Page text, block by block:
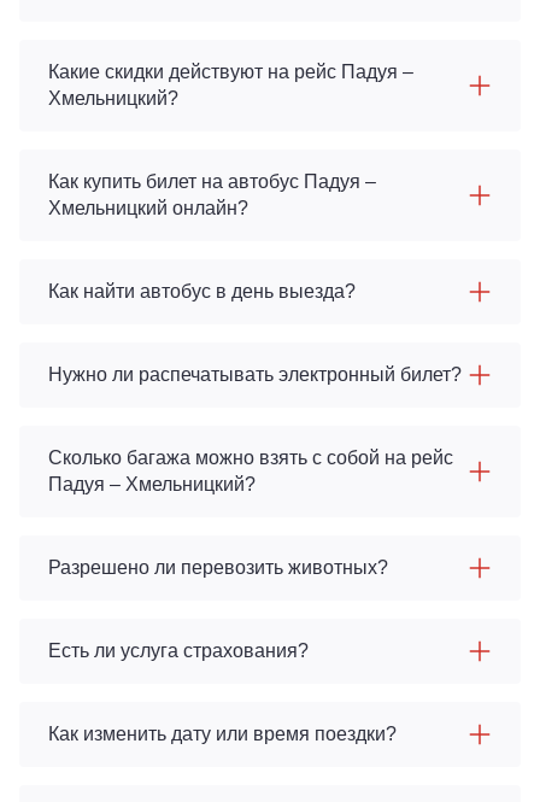
Какие скидки действуют на рейс Падуя –
Хмельницкий?
Как купить билет на автобус Падуя –
Хмельницкий онлайн?
Как найти автобус в день выезда?
Нужно ли распечатывать электронный билет?
Сколько багажа можно взять с собой на рейс
Падуя – Хмельницкий?
Разрешено ли перевозить животных?
Есть ли услуга страхования?
Как изменить дату или время поездки?